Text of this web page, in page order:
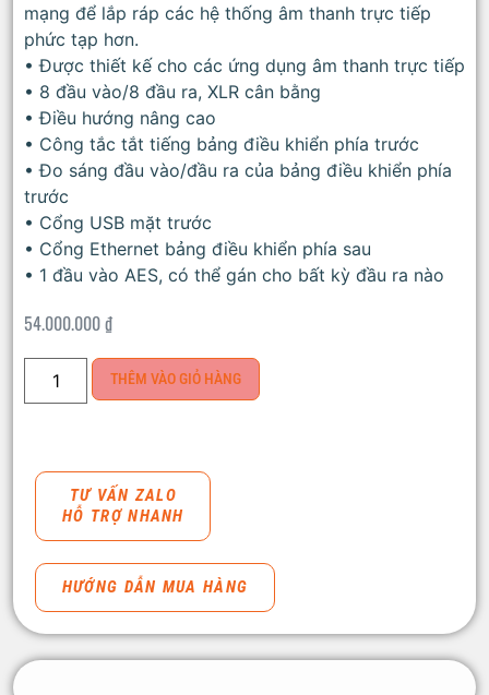
mạng để lắp ráp các hệ thống âm thanh trực tiếp
phức tạp hơn.
• Được thiết kế cho các ứng dụng âm thanh trực tiếp
• 8 đầu vào/8 đầu ra, XLR cân bằng
• Điều hướng nâng cao
• Công tắc tắt tiếng bảng điều khiển phía trước
• Đo sáng đầu vào/đầu ra của bảng điều khiển phía
trước
• Cổng USB mặt trước
• Cổng Ethernet bảng điều khiển phía sau
• 1 đầu vào AES, có thể gán cho bất kỳ đầu ra nào
54.000.000₫
THÊM VÀO GIỎ HÀNG
TƯ VẤN ZALO
HỖ TRỢ NHANH
HƯỚNG DẪN MUA HÀNG